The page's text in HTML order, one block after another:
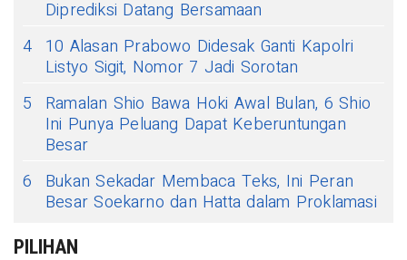
Diprediksi Datang Bersamaan
4 10 Alasan Prabowo Didesak Ganti Kapolri
Listyo Sigit, Nomor 7 Jadi Sorotan
5
Ramalan Shio Bawa Hoki Awal Bulan, 6 Shio
Ini Punya Peluang Dapat Keberuntungan
Besar
6
Bukan Sekadar Membaca Teks, Ini Peran
Besar Soekarno dan Hatta dalam Proklamasi
PILIHAN